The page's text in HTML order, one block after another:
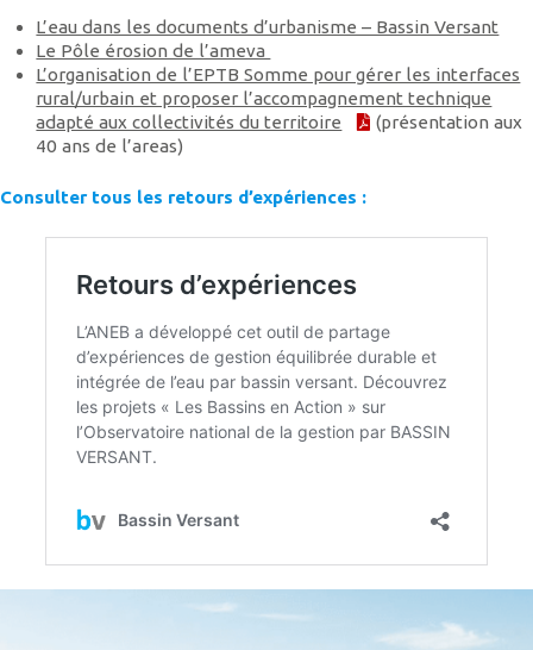
L’eau dans les documents d’urbanisme – Bassin Versant
Le Pôle érosion de l’ameva
L’organisation de l’EPTB Somme pour gérer les interfaces
rural/urbain et proposer l’accompagnement technique
adapté aux collectivités du territoire
(présentation aux
40 ans de l’areas)
Consulter tous les retours d’expériences :